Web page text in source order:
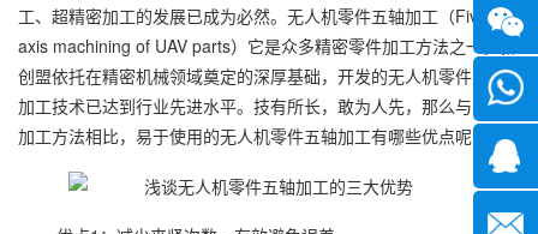
工、超精密加工的发展已成为必然。无人机零件五轴加工（Five
axis machining of UAV parts）它是众多精密零件加工方法之一。新
创盟依托在精密机械领域奠定的深厚基础，开发的无人机零件五轴
加工技术已达到行业先进水平。技有所长，敢为人先，那么与其他
加工方法相比，易于使用的无人机零件五轴加工有哪些优点呢？
微信